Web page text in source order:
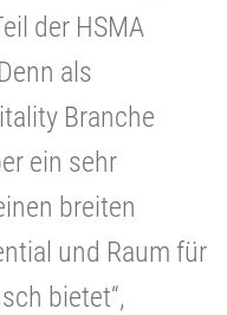
der HSMA
als
Branche
ein sehr
breiten
und Raum für
bietet“,